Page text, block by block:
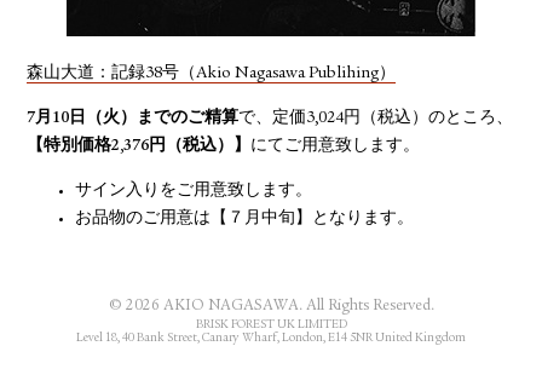
森山大道：記録38号（Akio Nagasawa Publihing）
7月10日（火）までのご精算で、定価3,024円（税込）のところ、
【特別価格2,376円（税込）】 にてご用意致します。
サイン入りをご用意致します。
お品物のご用意は【７月中旬】となります。
© 2026 AKIO NAGASAWA. All Rights Reserved.
BRISK FOREST UK LIMITED
Level 18, 40 Bank Street, Canary Wharf, London, E14 5NR United Kingdom